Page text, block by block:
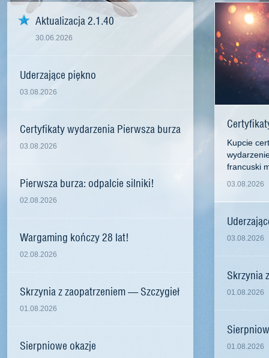
Aktualizacja 2.1.40
30.06.2026
Uderzające piękno
03.08.2026
Certyfikaty wydarzenia Pierwsza burza
03.08.2026
Pierwsza burza: odpalcie silniki!
02.08.2026
Wargaming kończy 28 lat!
02.08.2026
Skrzynia z zaopatrzeniem — Szczygieł
01.08.2026
Sierpniowe okazje
Kupcie
francuski
03.08.2026
03.08.2026
Skrzynia
01.08.2026
01.08.2026